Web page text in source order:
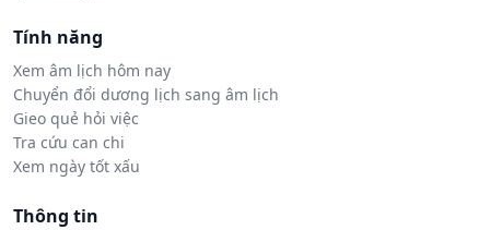
Tính năng
Xem âm lịch hôm nay
Chuyển đổi dương lịch sang âm lịch
Gieo quẻ hỏi việc
Tra cứu can chi
Xem ngày tốt xấu
Thông tin